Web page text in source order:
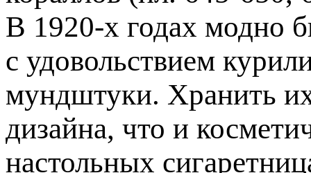
В 1920-х годах модно
с удовольствием
мундштуки. Хранить
дизайна, что и
настольных